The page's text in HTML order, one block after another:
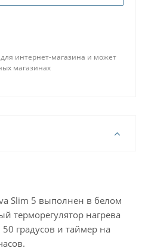
интернет-магазина и может
магазинах
Slim 5 выполнен в белом
терморегулятор нагрева
градусов и таймер на